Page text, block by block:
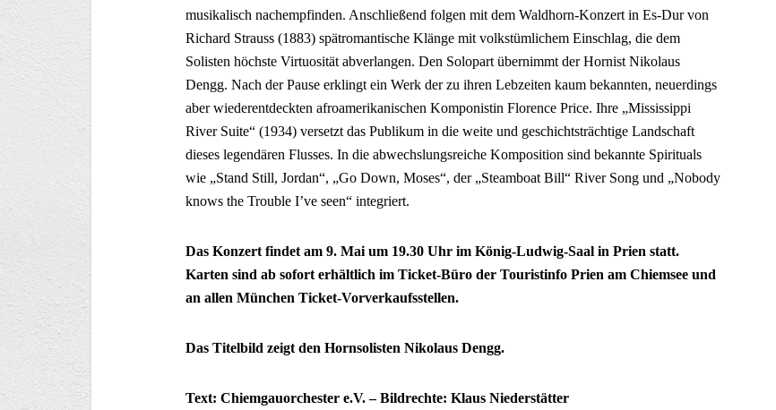
musikalisch nachempfinden. Anschließend folgen mit dem Waldhorn-Konzert in Es-Dur von
Richard Strauss (1883) spätromantische Klänge mit volkstümlichem Einschlag, die dem
Solisten höchste Virtuosität abverlangen. Den Solopart übernimmt der Hornist Nikolaus
Dengg. Nach der Pause erklingt ein Werk der zu ihren Lebzeiten kaum bekannten, neuerdings
aber wiederentdeckten afroamerikanischen Komponistin Florence Price. Ihre „Mississippi
River Suite“ (1934) versetzt das Publikum in die weite und geschichtsträchtige Landschaft
dieses legendären Flusses. In die abwechslungsreiche Komposition sind bekannte Spirituals
wie „Stand Still, Jordan“, „Go Down, Moses“, der „Steamboat Bill“ River Song und „Nobody
knows the Trouble I’ve seen“ integriert.
Das Konzert findet am 9. Mai um 19.30 Uhr im König-Ludwig-Saal in Prien statt.
Karten sind ab sofort erhältlich im Ticket-Büro der Touristinfo Prien am Chiemsee und
an allen München Ticket-Vorverkaufsstellen.
Das Titelbild zeigt den Hornsolisten Nikolaus Dengg.
Text: Chiemgauorchester e.V. – Bildrechte: Klaus Niederstätter